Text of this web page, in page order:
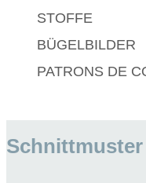
STOFFE
BÜGELBILDER
PATRONS DE
Schnittmuster